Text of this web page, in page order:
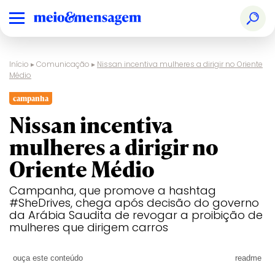
Início ▸Comunicação ▸ Nissan incentiva mulheres a dirigir no Oriente
Médio
campanha
Nissan incentiva
mulheres a dirigir no
Oriente Médio
Campanha, que promove a hashtag
#SheDrives, chega após decisão do governo
da Arábia Saudita de revogar a proibição de
mulheres que dirigem carros
ouça este conteúdo readme